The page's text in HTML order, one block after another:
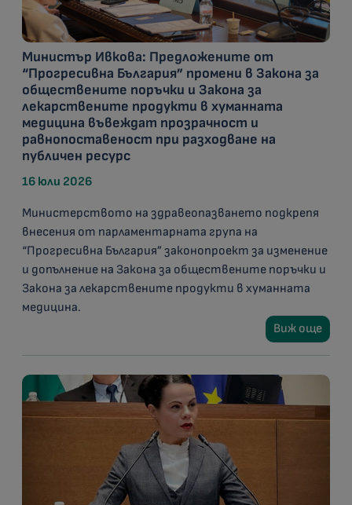
Министър Ивкова: Предложените от
“Прогресивна България” промени в Закона за
обществените поръчки и Закона за
лекарствените продукти в хуманната
медицина въвеждат прозрачност и
равнопоставеност при разходване на
публичен ресурс
16 юли 2026
Министерството на здравеопазването подкрепя
внесения от парламентарната група на
“Прогресивна България” законопроект за изменение
и допълнение на Закона за обществените поръчки и
Закона за лекарствените продукти в хуманната
медицина.
Виж още